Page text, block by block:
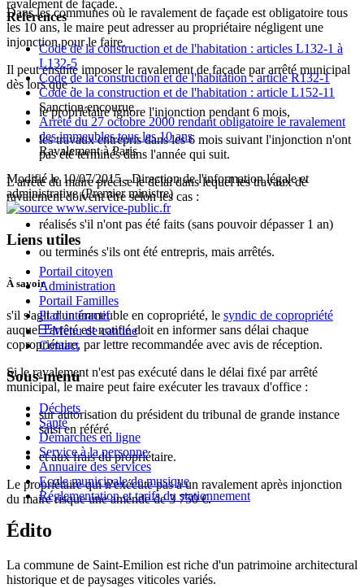
ravalement de façade.
Dans les communes où le ravalement de façade est obligatoire tous
les 10 ans, le maire peut adresser au propriétaire négligent une
injonction pour le faire.
Il peut ensuite imposer le ravalement de façade par arrêté municipal
dès lors que :
le propriétaire ignore l'injonction pendant 6 mois,
les travaux entrepris dans les 6 mois suivant l'injonction n'ont
pas été terminés dans l'année qui suit.
L'arrêté du maire précise le délai dans lequel les travaux de
ravalement doivent être selon les cas :
réalisés s'il n'ont pas été faits (sans pouvoir dépasser 1 an)
ou terminés s'ils ont été entrepris, mais arrêtés.
À savoir
s'il s'agit d'un immeuble en copropriété, le syndic de copropriété
auquel l'arrêté est notifié doit en informer sans délai chaque
copropriétaire, par lettre recommandée avec avis de réception.
Si le ravalement n'est pas exécuté dans le délai fixé par arrêté
municipal, le maire peut faire exécuter les travaux d'office :
sur autorisation du président du tribunal de grande instance
saisi en référé,
et aux frais du propriétaire.
Le propriétaire qui n'exécute pas à un ravalement après injonction
du maire risque une amende de3 750 €.
Références
Code de la construction et de l'habitation : articles L132-1 à
L132-5
Code de la construction et de l'habitation : article R132-1
Code de la construction et de l'habitation : article L152-11
Sanction encourue
Arrêté du 27 octobre 2000 rendant obligatoire le ravalement
des immeubles tous les 10 ans
Ravalement à Paris
Modifié le 10/07/2015 - Direction de l'information légale et
administrative (Premier ministre)
Liens utiles
Portail citoyen
Administration
Portail Familles
Plan intéractif
Menu de cantine
Contact
Sous-menu
Déchets
Santé
Démarches en ligne
Service à la personne
Annuaire des services
Ecole municipale de musique
Réglementation et tarifs du stationnement
Édito
La commune de Saint-Emilion est riche d'un patrimoine architectural
historique et de paysages viticoles variés.